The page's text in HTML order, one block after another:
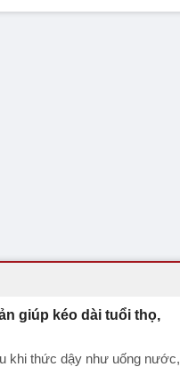
giúp kéo dài tuổi thọ,
khi thức dậy như uống nước,